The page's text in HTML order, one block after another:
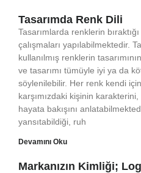
Tasarımda Renk Dili
Tasarımlarda renklerin
çalışmaları yapılabilmektedir.
kullanılmış renklerin
ve tasarımı tümüyle iyi ya da
söylenilebilir. Her renk kendi
karşımızdaki kişinin
hayata bakışını
yansıtabildiği, ruh
Devamını Oku
Markanızın Kimliği;